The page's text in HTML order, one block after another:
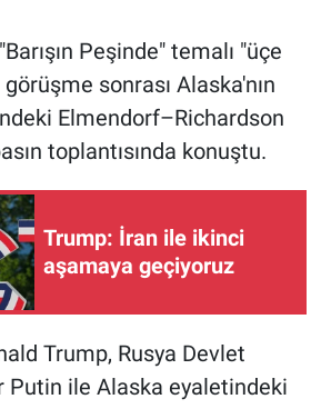
Peşinde" temalı "üçe
sonrası Alaska'nın
Elmendorf–Richardson
toplantısında konuştu.
Trump: İran ile ikinci
aşamaya geçiyoruz
Trump, Rusya Devlet
Putin ile Alaska eyaletindeki